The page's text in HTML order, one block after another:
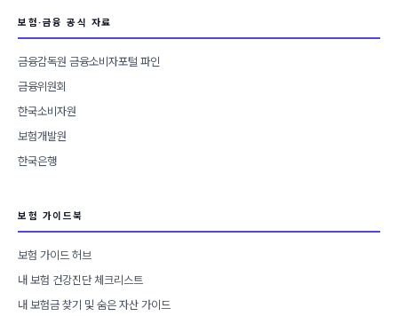
보험·금융 공식 자료
금융감독원 금융소비자포털 파인
금융위원회
한국소비자원
보험개발원
한국은행
보험 가이드북
보험 가이드 허브
내 보험 건강진단 체크리스트
내 보험금 찾기 및 숨은 자산 가이드